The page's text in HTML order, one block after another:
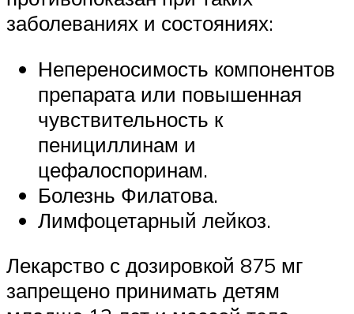
заболеваниях и состояниях:
Непереносимость компонентов
препарата или повышенная
чувствительность к
пенициллинам и
цефалоспоринам.
Болезнь Филатова.
Лимфоцетарный лейкоз.
Лекарство с дозировкой 875 мг
запрещено принимать детям